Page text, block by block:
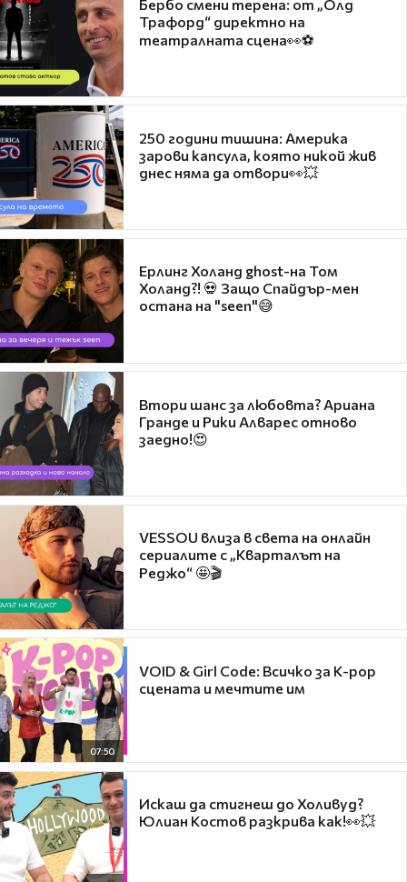
Бербо смени терена: от „Олд
Трафорд“ директно на
театралната сцена👀⚽
250 години тишина: Америка
зарови капсула, която никой жив
днес няма да отвори👀💥
Ерлинг Холанд ghost-на Том
Холанд?! 💀 Защо Спайдър-мен
остана на "seen"😅
Втори шанс за любовта? Ариана
Гранде и Рики Алварес отново
заедно!😍
VESSOU влиза в света на онлайн
сериалите с „Кварталът на
Реджо“ 🤩🎬
07:50
VOID & Girl Code: Всичко за K-pop
сцената и мечтите им
Искаш да стигнеш до Холивуд?
Юлиан Костов разкрива как!👀💥